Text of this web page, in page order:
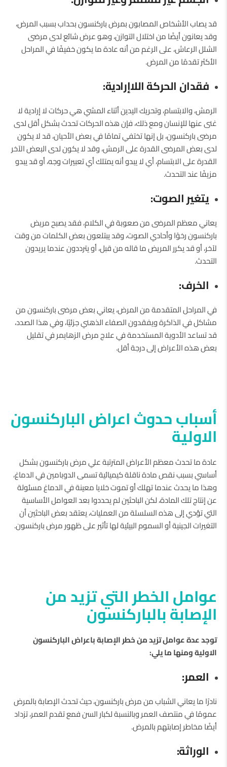
قد يصاب الأشخاص المصابون بمرض باركنسون بحداب بسبب المرض،
وقد يعانون أيضًا من اختلال التوازن، وهو عرض شائع لدى مرضى
الشلل الرعاش، على الرغم من أنه عادة ما يكون خفيفًا في المراحل
الأكثر تقدمًا من المرض.
فقدان الحركة اللاإرادية:
الرمش، والابتسام، وتحريك اليدين أثناء المشي هي حركات لا إرادية لا
غنى عنها للإنسان ومع ذلك، فإن هذه الحركات تحدث بشكل أقل لدى
مرضى باركنسون، بل إنها تختفي تمامًا في بعض الأحيان، قد لا يكون
لدى بعض المرضى القدرة على الرمش، وقد لا يكون لدى البعض الآخر
القدرة على الابتسام، أي لا يبدو أنه يمتلك أي تعبيرات وجه، أو قد يبدو
مزيفًا عند التحدث.
يتغير الصوت:
يعاني معظم المرضى من صعوبة في الكلام، فقد يصبح مريض
باركنسون رخوًا وأحادي الصوت، وقد يبتلعون بعض الكلمات من وقت
لآخر، أو قد يكرر المريض ما قاله من قبل، أو يترددون عندما يريدون
التحدث.
الخرف:
في المراحل المتقدمة من المرض، يعاني بعض مرضى باركنسون من
مشاكل في الذاكرة ويفقدون الصفاء الذهني جزئيًا، وفي هذا الصدد،
قد تساعد الأدوية المستخدمة في علاج مرض الزهايمر في تقليل
بعض هذه الأعراض إلى درجة أقل.
أسباب حدوث اعراض الباركنسون
الاولية
عادة ما تحدث معظم الأعراض المترتبة علي مرض باركنسون بشكل
أساسي بسبب نقص مادة ناقلة كيميائية تسمى الدوبامين في الدماغ،
وهذا ما يحدث عندما تهلك أو تموت خلايا معينة في الدماغ مسئولة
عن إنتاج تلك المادة، لكن الباحثين لم يحددوا بعد العوامل الأساسية
التي تؤدي إلى هذه السلسلة من العمليات، يعتقد بعض الباحثين أن
التغيرات الجينية أو السموم البيئية لها تأثير على ظهور مرض باركنسون.
عوامل الخطر التي تزيد من
الإصابة بالباركنسون
توجد عدة عوامل تزيد من خطر الإصابة باعراض الباركنسون
الاولية ومنها ما يلي:
العمر:
نادرًا ما يعاني الشباب من مرض باركنسون، حيث تحدث الإصابة بالمرض
عمومًا في منتصف العمر وبالنسبة لكبار السن فمع تقدم العمر، تزداد
أيضًا مخاطر إصابتهم بالمرض.
الوراثة: